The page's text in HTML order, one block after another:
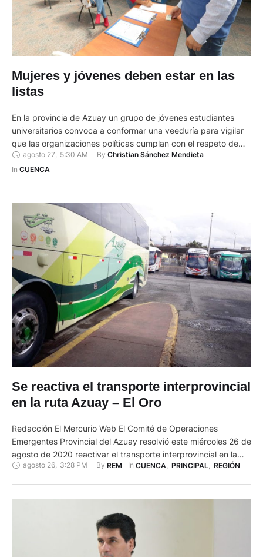
Mujeres y jóvenes deben estar en las
listas
En la provincia de Azuay un grupo de jóvenes estudiantes
universitarios convoca a conformar una veeduría para vigilar
que las organizaciones políticas cumplan con el respeto de
género y juventud en sus nóminas de candidatos. Y es que a
decir de Karen Segovia, una de las promotoras de esta
agosto 27 5:30 AM By Christian Sánchez Mendieta
In CUENCA
Se reactiva el transporte interprovincial
en la ruta Azuay – El Oro
Redacción El Mercurio Web El Comité de Operaciones
Emergentes Provincial del Azuay resolvió este miércoles 26 de
agosto de 2020 reactivar el transporte interprovincial en la
ruta Azuay-El Oro, así como las viajes Cuenca-Paute y
agosto 26, 3:28 PM By REM In CUENCA PRINCIPAL REGIÓN